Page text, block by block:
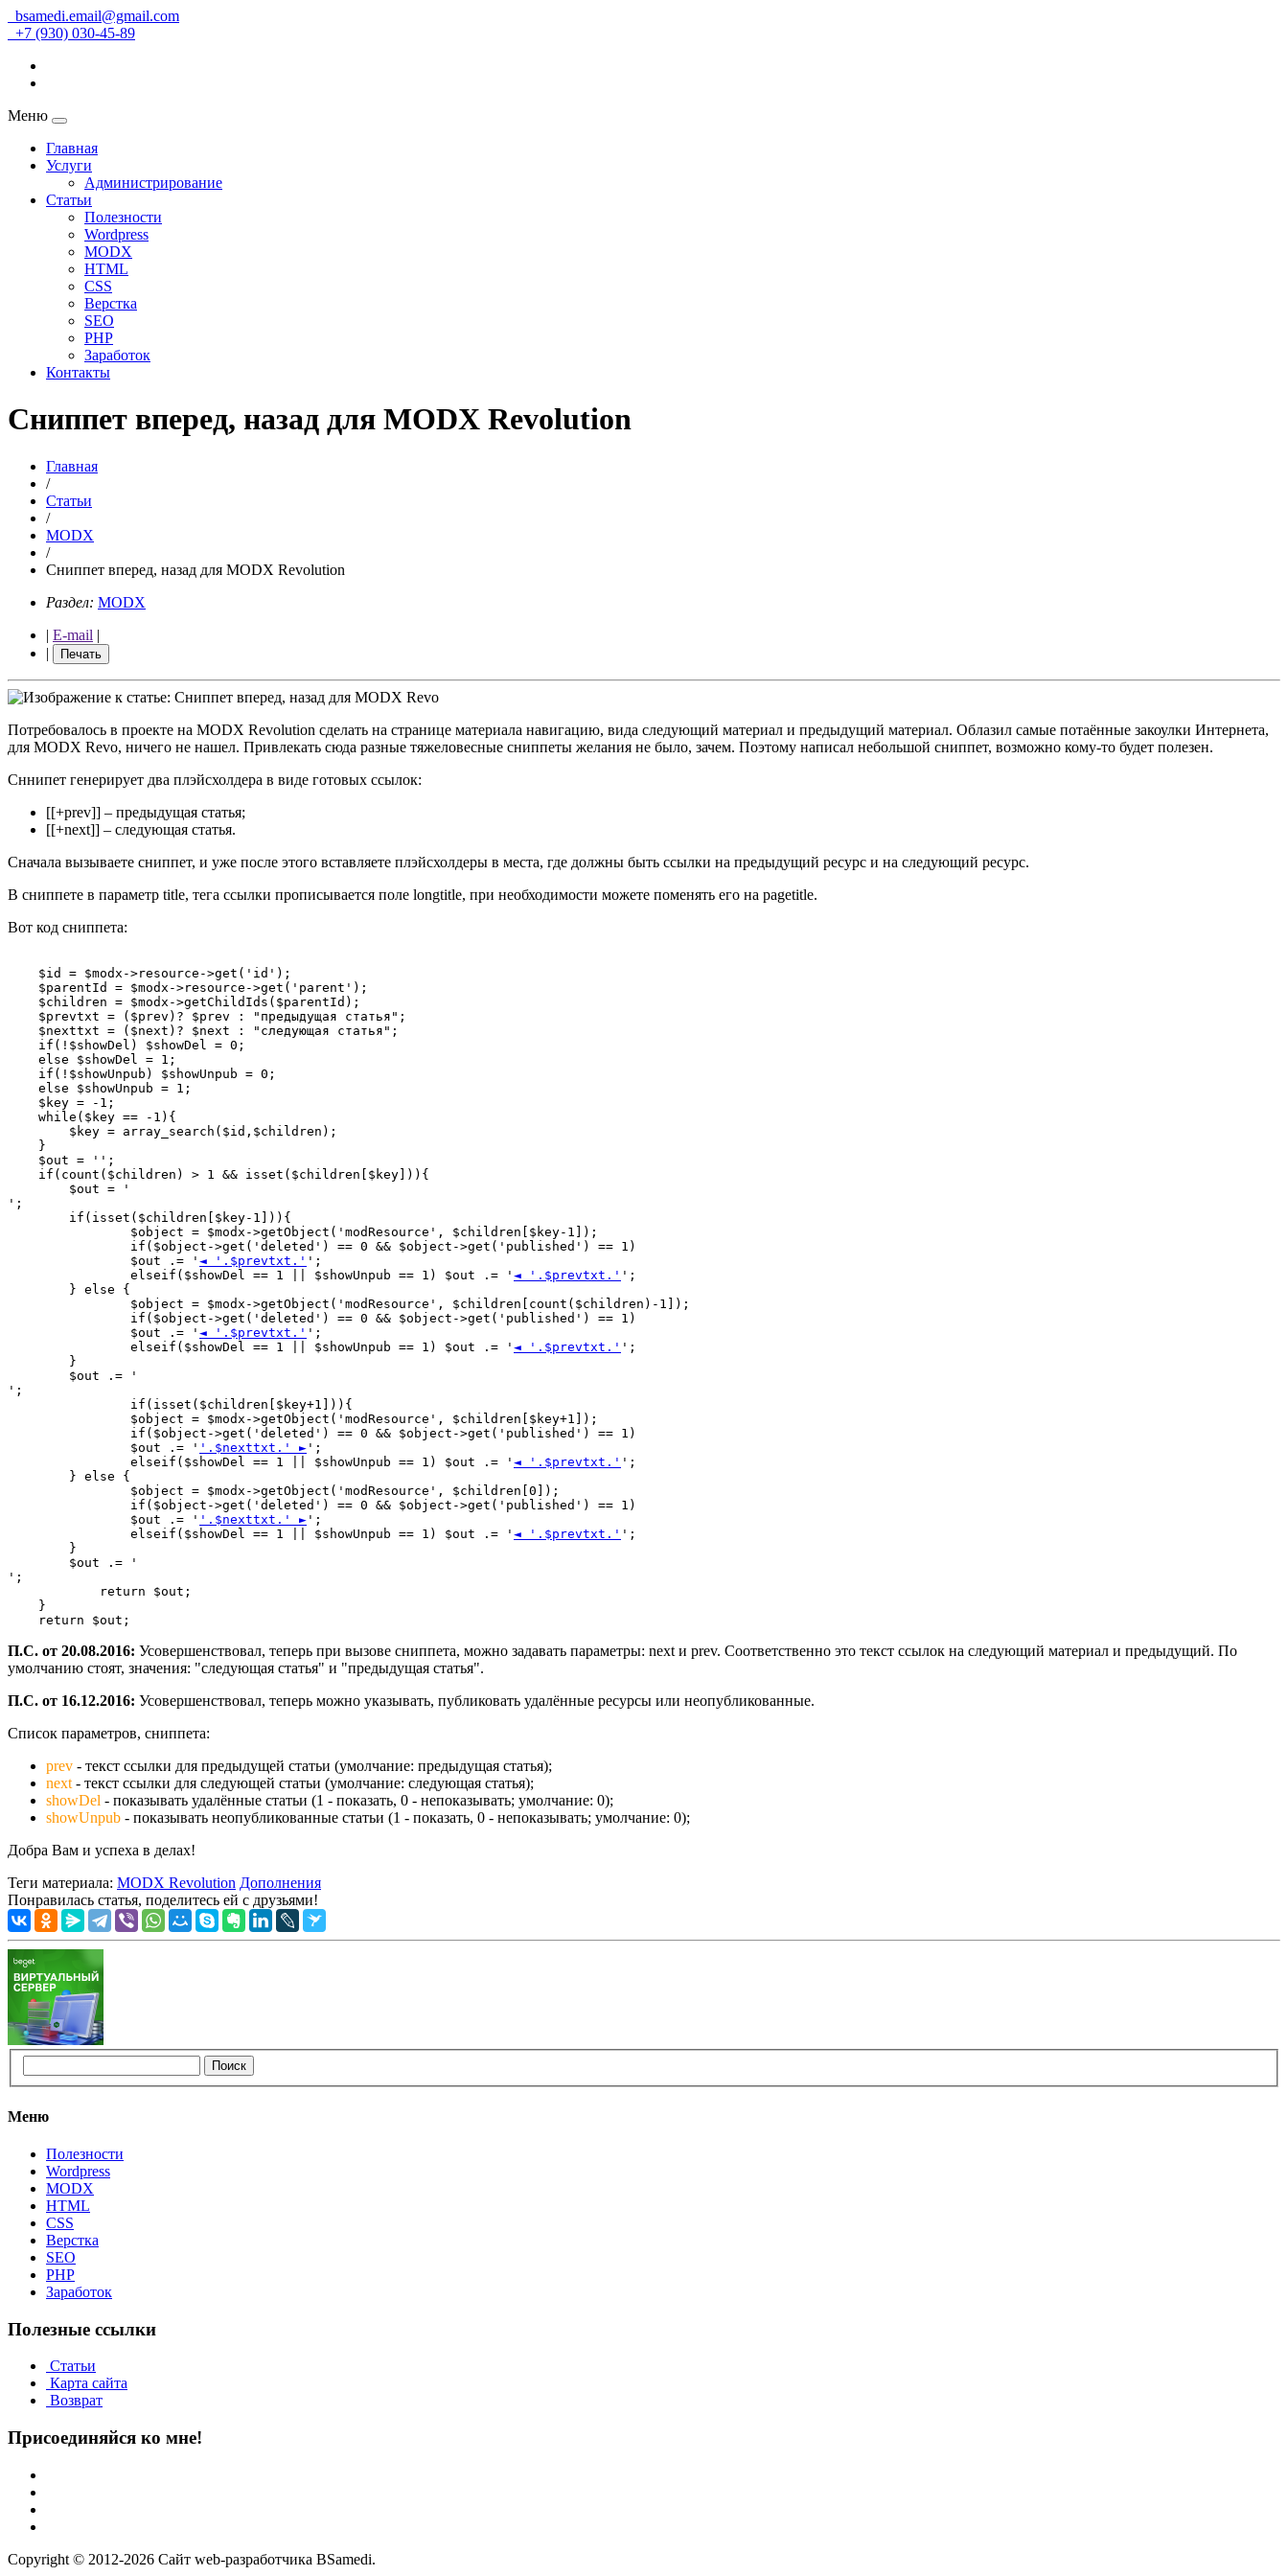
bsamedi.email@gmail.com
+7 (930) 030-45-89
Меню
Главная
Услуги
Администрирование
Статьи
Полезности
Wordpress
MODX
HTML
CSS
Верстка
SEO
PHP
Заработок
Контакты
Сниппет вперед, назад для MODX Revolution
Главная
/
Статьи
/
MODX
/
Сниппет вперед, назад для MODX Revolution
Раздел: MODX
| E-mail |
|
Печать
Потребовалось в проекте на MODX Revolution сделать на странице материала навигацию, вида следующий материал и предыдущий материал. Облазил самые потаённые закоулки Интернета,
для MODX Revo, ничего не нашел. Привлекать сюда разные тяжеловесные сниппеты желания не было, зачем. Поэтому написал небольшой сниппет, возможно кому-то будет полезен.
Сннипет генерирует два плэйсхолдера в виде готовых ссылок:
[[+prev]] – предыдущая статья;
[[+next]] – следующая статья.
Сначала вызываете сниппет, и уже после этого вставляете плэйсхолдеры в места, где должны быть ссылки на предыдущий ресурс и на следующий ресурс.
В сниппете в параметр title, тега ссылки прописывается поле longtitle, при необходимости можете поменять его на pagetitle.
Вот код сниппета:
    $id = $modx->resource->get('id');
    $parentId = $modx->resource->get('parent');
    $children = $modx->getChildIds($parentId);
    $prevtxt = ($prev)? $prev : "предыдущая статья";
    $nexttxt = ($next)? $next : "следующая статья";
    if(!$showDel) $showDel = 0;
    else $showDel = 1;
    if(!$showUnpub) $showUnpub = 0;
    else $showUnpub = 1;
    $key = -1;
    while($key == -1){
        $key = array_search($id,$children);
    }
    $out = '';
    if(count($children) > 1 && isset($children[$key])){
        $out = '
';
    		$out .= '
◄ '.$prevtxt.' ';
    		elseif($showDel == 1 || $showUnpub == 1) $out .= '
◄ '.$prevtxt.' ';
    		$out .= '
◄ '.$prevtxt.' ';
    		elseif($showDel == 1 || $showUnpub == 1) $out .= '
◄ '.$prevtxt.' ';
    	$out .= '
';
    		$out .= '
'.$nexttxt.' ► ';
    		elseif($showDel == 1 || $showUnpub == 1) $out .= '
◄ '.$prevtxt.' ';
    		$out .= '
'.$nexttxt.' ► ';
    		elseif($showDel == 1 || $showUnpub == 1) $out .= '
◄ '.$prevtxt.' ';
    	$out .= '
';
    }
П.С. от 20.08.2016: Усовершенствовал, теперь при вызове сниппета, можно задавать параметры: next и prev. Соответственно это текст ссылок на следующий материал и предыдущий. По
умолчанию стоят, значения: "следующая статья" и "предыдущая статья".
П.С. от 16.12.2016: Усовершенствовал, теперь можно указывать, публиковать удалённые ресурсы или неопубликованные.
Список параметров, сниппета:
prev - текст ссылки для предыдущей статьи (умолчание: предыдущая статья);
next - текст ссылки для следующей статьи (умолчание: следующая статья);
showDel - показывать удалённые статьи (1 - показать, 0 - непоказывать; умолчание: 0);
showUnpub - показывать неопубликованные статьи (1 - показать, 0 - непоказывать; умолчание: 0);
Добра Вам и успеха в делах!
Теги материала: MODX Revolution Дополнения
Понравилась статья, поделитесь ей с друзьями!
Меню
Полезности
Wordpress
MODX
HTML
CSS
Верстка
SEO
PHP
Заработок
Полезные ссылки
Статьи
Карта сайта
Возврат
Присоединяйся ко мне!
Copyright © 2012-2026 Сайт web-разработчика BSamedi.